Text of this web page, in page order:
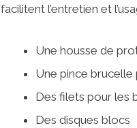
facilitent l’entretien et
Une housse de
Une pince brucelle
Des filets pour les
Des disques blocs